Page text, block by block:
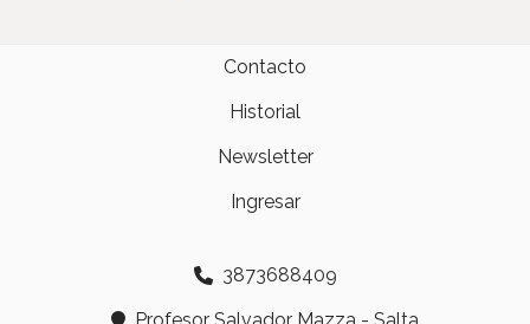
Contacto
Historial
Newsletter
Ingresar
3873688409